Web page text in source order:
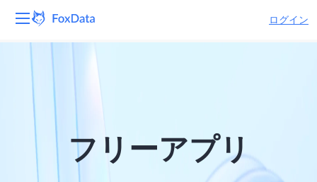
ログイン
プラットフォーム
ソリューション
リソース
フリーアプリ